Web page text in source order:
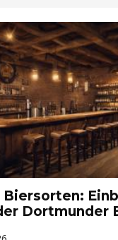
Dortmunder